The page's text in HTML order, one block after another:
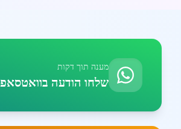
מענה תוך דקות
שלחו הודעה בוואטסאפ